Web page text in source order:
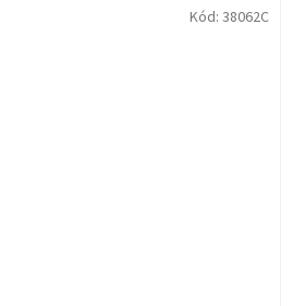
Kód: 38062C